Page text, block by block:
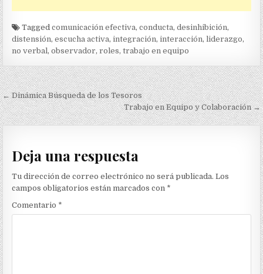
Taggedcomunicación efectiva,conducta,desinhibición,
distensión,escucha activa,integración,interacción,liderazgo,
no verbal,observador,roles,trabajo en equipo
Navegación
de
entradas
← Dinámica Búsqueda de los Tesoros
Trabajo en Equipo y Colaboración →
Deja una respuesta
Tu dirección de correo electrónico no será publicada. Los
campos obligatorios están marcados con *
Comentario *